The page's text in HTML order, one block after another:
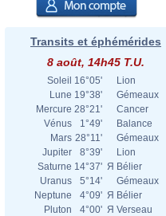
Transits et éphémérides
8 août, 14h45 T.U.
Soleil 16°05'
Lion
Lune 19°38'
Gémeaux
Mercure 28°21'
Cancer
Vénus
1°49'
Balance
Mars 28°11'
Gémeaux
Jupiter
8°39'
Lion
Saturne 14°37' Я Bélier
Uranus
5°14'
Gémeaux
Neptune
4°09' Я Bélier
Pluton
4°00' Я Verseau